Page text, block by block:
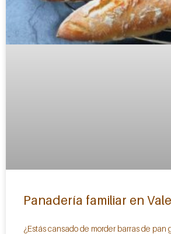
Panadería familiar en
¿Estás cansado de morder barras de pan